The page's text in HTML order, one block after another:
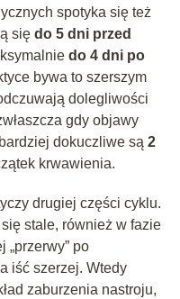
spotyka się też
się do 5 dni przed
do 4 dni po
bywa to szerszym
dolegliwości
gdy objawy
dokuczliwe są 2
krwawienia.
drugiej części cyklu.
stale, również w fazie
„przerwy” po
iść szerzej. Wtedy
zaburzenia nastroju,